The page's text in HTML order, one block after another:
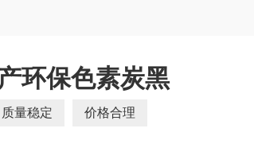
环保色素炭黑
质量稳定 价格合理